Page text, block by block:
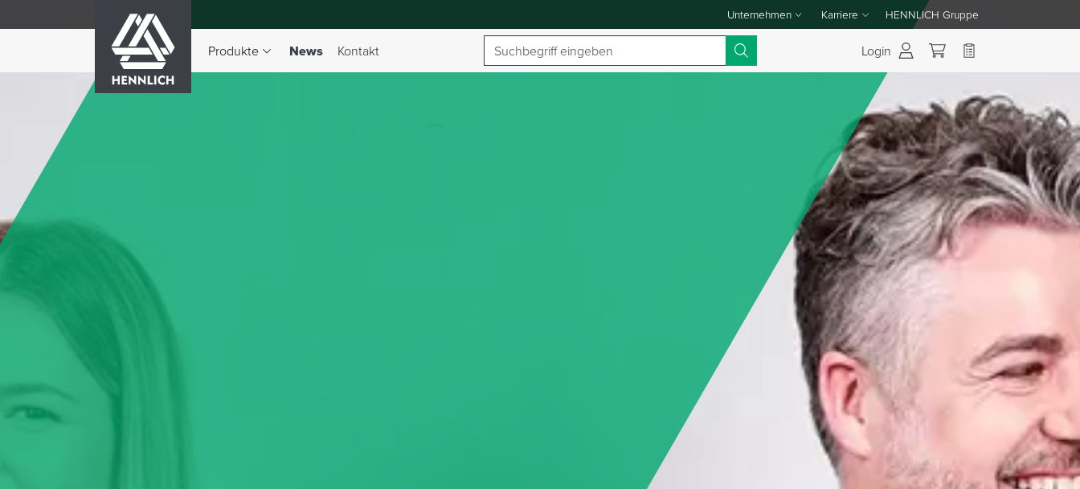
Unternehmen
Dropdown-Menü Unternehmen umschalten
Karriere
Dropdown-Menü Karriere umschalten
HENNLICH Gruppe
Produkte
Dropdown-Menü Produkte umschalten
News(aktiv)
Kontakt Suchbegriff Login